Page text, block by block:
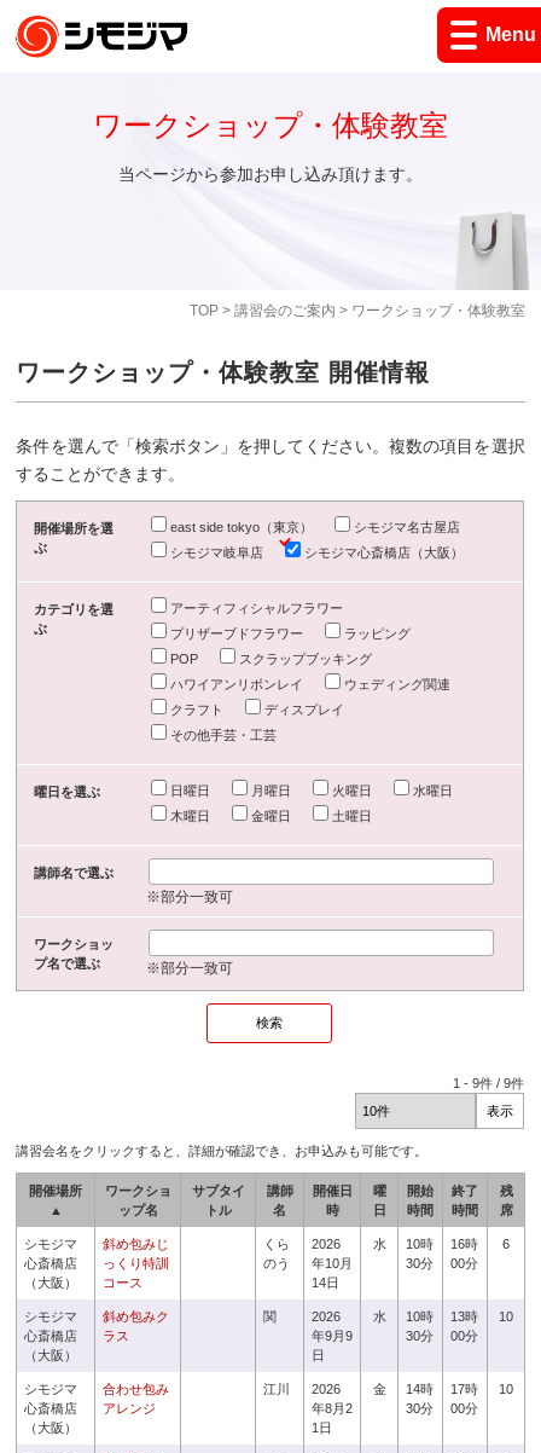
Menu
TOP> 講習会のご案内 > ワークショップ・体験教室
ワークショップ・体験教室
当ページから参加お申し込み頂けます。
ワークショップ・体験教室 開催情報
条件を選んで「検索ボタン」を押してください。複数の項目を選択
することができます。
開催場所を選
ぶ
east side tokyo（東京）
シモジマ名古屋店
シモジマ岐阜店
シモジマ心斎橋店（大阪）
カテゴリを選
ぶ
アーティフィシャルフラワー
プリザーブドフラワー
ラッピング
POP
スクラップブッキング
ハワイアンリボンレイ
ウェディング関連
クラフト
ディスプレイ
その他手芸・工芸
曜日を選ぶ 日曜日 月曜日 火曜日
水曜日
木曜日
金曜日 土曜日
講師名で選ぶ
※部分一致可
ワークショッ
プ名で選ぶ
※部分一致可
1 -9件 /9件
講習会名をクリックすると、詳細が確認でき、お申込みも可能です。
開催場所
▲
ワークショ
ップ名
サブタイ
トル
講師
名
開催日
時
曜
日
開始
時間
終了
時間
残
席
シモジマ
心斎橋店
（大阪）
斜め包みじ
っくり特訓
コース
くら
のう
2026
年10月
14日
水
10時
30分
16時
00分
6
シモジマ
心斎橋店
（大阪）
斜め包みク
ラス
関
2026
年9月9
日
水
10時
30分
13時
00分
10
シモジマ
心斎橋店
（大阪）
合わせ包み
アレンジ
江川
2026
年8月2
1日
金
14時
30分
17時
00分
10